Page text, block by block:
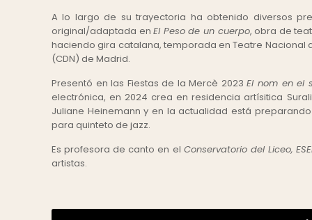
A lo largo de su trayectoria ha obtenido diversos
original/adaptada enEl Peso de un cuerpo, obra de
haciendo gira catalana, temporada en Teatre Nacional
(CDN) de Madrid.
Presentó en las Fiestas de la Mercè 2023El nom en el
electrónica, en 2024 crea en residencia artísitica
Juliane Heinemann y en la actualidad está
para quinteto de jazz.
Es profesora de canto en el Conservatorio del Liceo,
artistas.